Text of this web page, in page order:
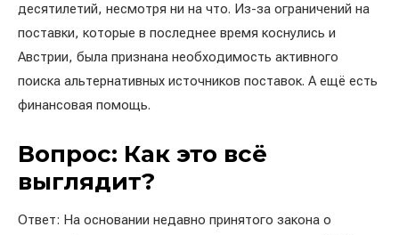
десятилетий, несмотря ни на что. Из-за ограничений на
поставки, которые в последнее время коснулись и
Австрии, была признана необходимость активного
поиска альтернативных источников поставок. А ещё есть
финансовая помощь.
Вопрос: Как это всё
выглядит?
Ответ: На основании недавно принятого закона о